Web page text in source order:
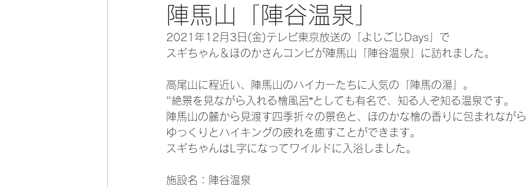
陣馬山「陣谷温泉」
2021年12月3日(金)テレビ東京放送の「よじごじDays」で
スギちゃん＆ほのかさんコンビが陣馬山「陣谷温泉」に訪れました。
高尾山に程近い、陣馬山のハイカーたちに人気の「陣馬の湯」。
"絶景を見ながら入れる檜風呂”としても有名で、知る人ぞ知る温泉です。
陣馬山の麓から見渡す四季折々の景色と、ほのかな檜の香りに包まれながら
ゆっくりとハイキングの疲れを癒すことができます。
スギちゃんはL字になってワイルドに入浴しました。
施設名：陣谷温泉